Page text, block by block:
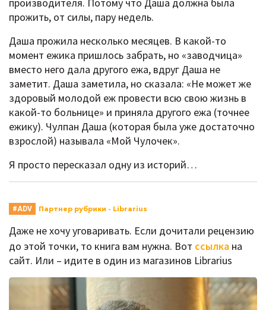
производителя. Потому что Даша должна была
прожить, от силы, пару недель.
Даша прожила несколько месяцев. В какой-то
момент ежика пришлось забрать, но «заводчица»
вместо него дала другого ежа, вдруг Даша не
заметит. Даша заметила, но сказала: «Не может же
здоровый молодой еж провести всю свою жизнь в
какой-то больнице» и приняла другого ежа (точнее
ежику). Чулпан Даша (которая была уже достаточно
взрослой) называла «Мой Чулочек».
Я просто пересказал одну из историй…
#ADV Партнер рубрики - Librarius
Даже не хочу уговаривать. Если дочитали рецензию
до этой точки, то книга вам нужна. Вот ссылка на
сайт. Или – идите в один из магазинов Librarius